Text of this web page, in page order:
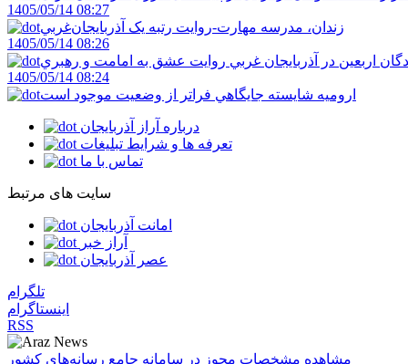
1405/05/14 08:27
زندان، مدرسه مهارت-روايت رتبه يک آذربايجان‌غربي
1405/05/14 08:26
اربعين در آذربايجان غربي روايت عشق به امامت و رهبري
1405/05/14 08:24
اروميه شايسته جايگاهي فراتر از وضعيت موجود است
درباره آراز آذربایجان
تعرفه ها و شرایط تبلیغات
تماس با ما
سایت های مرتبط
امانت آذربایجان
آراز خبر
عصر آذربایجان
تلگرام
اینستاگرام
RSS
مشاهده مشخصات مجوز در سامانه جامع رسانه‌های کشور